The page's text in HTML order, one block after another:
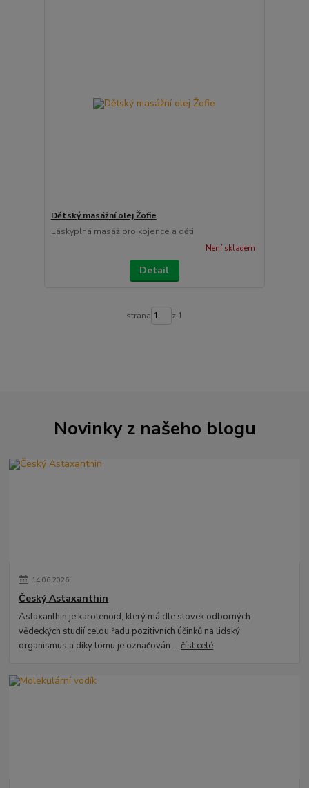
Dětský masážní olej Žofie
Láskyplná masáž pro kojence a děti
Není skladem
Detail
strana z 1
Novinky z našeho blogu
14.06.2026
Český Astaxanthin
Astaxanthin je karotenoid, který má dle stovek odborných
vědeckých studií celou řadu pozitivních účinků na lidský
organismus a díky tomu je označován ...číst celé